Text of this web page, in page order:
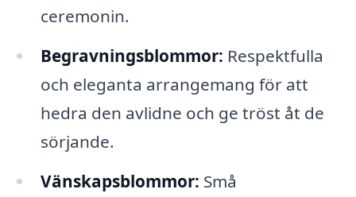
ceremonin.
Begravningsblommor: Respektfulla
och eleganta arrangemang för att
hedra den avlidne och ge tröst åt de
sörjande.
Vänskapsblommor: Små